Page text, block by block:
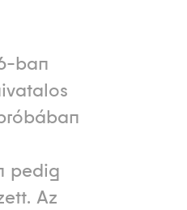
ban
pedig
Az